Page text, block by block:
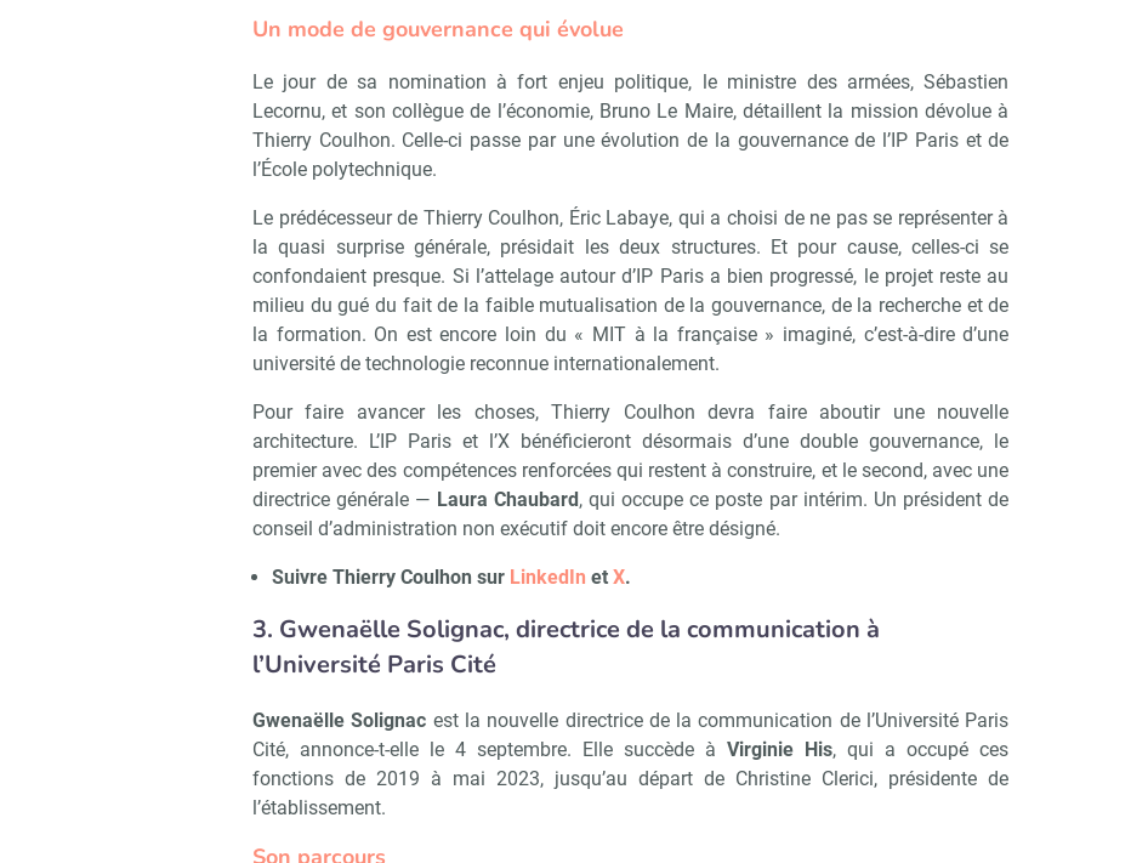
Un mode de gouvernance qui évolue
Le jour de sa nomination à fort enjeu politique, le ministre des armées, Sébastien
Lecornu, et son collègue de l’économie, Bruno Le Maire, détaillent la mission dévolue à
Thierry Coulhon. Celle-ci passe par une évolution de la gouvernance de l’IP Paris et de
l’École polytechnique.
Le prédécesseur de Thierry Coulhon, Éric Labaye, qui a choisi de ne pas se représenter à
la quasi surprise générale, présidait les deux structures. Et pour cause, celles-ci se
confondaient presque. Si l’attelage autour d’IP Paris a bien progressé, le projet reste au
milieu du gué du fait de la faible mutualisation de la gouvernance, de la recherche et de
la formation. On est encore loin du « MIT à la française » imaginé, c’est-à-dire d’une
université de technologie reconnue internationalement.
Pour faire avancer les choses, Thierry Coulhon devra faire aboutir une nouvelle
architecture. L’IP Paris et l’X bénéficieront désormais d’une double gouvernance, le
premier avec des compétences renforcées qui restent à construire, et le second, avec une
directrice générale — Laura Chaubard, qui occupe ce poste par intérim. Un président de
conseil d’administration non exécutif doit encore être désigné.
Suivre Thierry Coulhon sur LinkedIn et X.
3. Gwenaëlle Solignac, directrice de la communication à
l’Université Paris Cité
Gwenaëlle Solignac est la nouvelle directrice de la communication de l’Université Paris
Cité, annonce-t-elle le 4 septembre. Elle succède àVirginie His, qui a occupé ces
fonctions de 2019 à mai 2023, jusqu’au départ de Christine Clerici, présidente de
l’établissement.
Son parcours